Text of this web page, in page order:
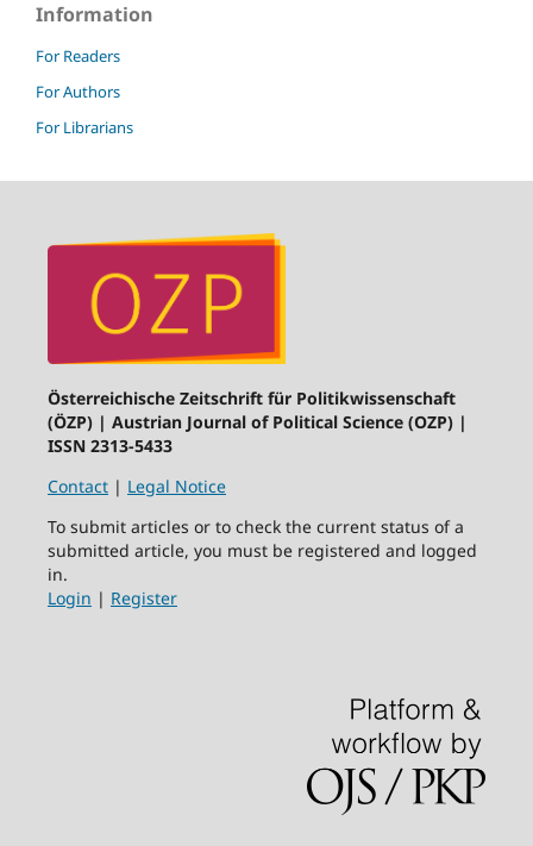
Information
For Readers
For Authors
For Librarians
Österreichische Zeitschrift für Politikwissenschaft
(ÖZP) | Austrian Journal of Political Science (OZP) |
ISSN 2313-5433
Contact| Legal Notice
To submit articles or to check the current status of a
submitted article, you must be registered and logged
in.
Login | Register